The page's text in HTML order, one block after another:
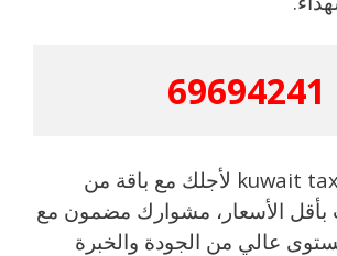
69694241
ارقام تكاسي kuwait taxi لأجلك مع باقة من
الأسعار، مشوارك مضمون مع
عالي من الجودة والخبرة